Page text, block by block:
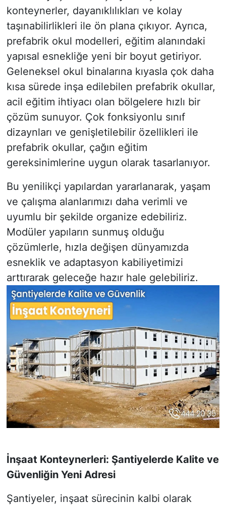
konteynerler, dayanıklılıkları ve kolay
taşınabilirlikleri ile ön plana çıkıyor. Ayrıca,
prefabrik okul modelleri, eğitim alanındaki
yapısal esnekliğe yeni bir boyut getiriyor.
Geleneksel okul binalarına kıyasla çok daha
kısa sürede inşa edilebilen prefabrik okullar,
acil eğitim ihtiyacı olan bölgelere hızlı bir
çözüm sunuyor. Çok fonksiyonlu sınıf
dizaynları ve genişletilebilir özellikleri ile
prefabrik okullar, çağın eğitim
gereksinimlerine uygun olarak tasarlanıyor.
Bu yenilikçi yapılardan yararlanarak, yaşam
ve çalışma alanlarımızı daha verimli ve
uyumlu bir şekilde organize edebiliriz.
Modüler yapıların sunmuş olduğu
çözümlerle, hızla değişen dünyamızda
esneklik ve adaptasyon kabiliyetimizi
arttırarak geleceğe hazır hale gelebiliriz.
İnşaat Konteynerleri: Şantiyelerde Kalite ve
Güvenliğin Yeni Adresi
Şantiyeler, inşaat sürecinin kalbi olarak